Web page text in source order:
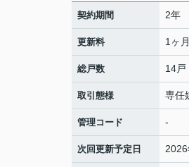
契約期間 2年
更新料 1ヶ
総戸数 14戸
取引態様 専任
管理コード -
次回更新予定日